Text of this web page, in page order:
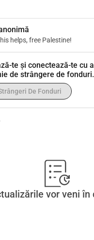
helps, free Palestine!
te și conectează-te cu
de strângere de fonduri.
De Fonduri
vor veni în